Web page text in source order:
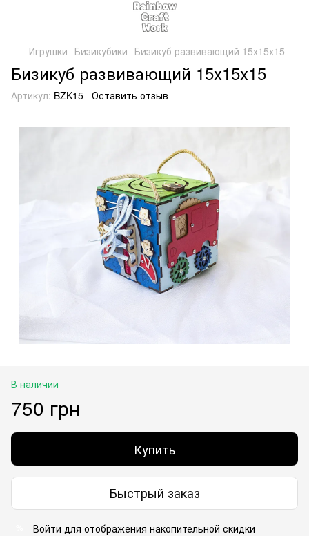
Игрушки Бизикубики Бизикуб развивающий 15х15х15
Бизикуб развивающий 15х15х15
Артикул: BZK15 Оставить отзыв
В наличии
750 грн
Купить
Быстрый заказ
Войти для отображения накопительной скидки